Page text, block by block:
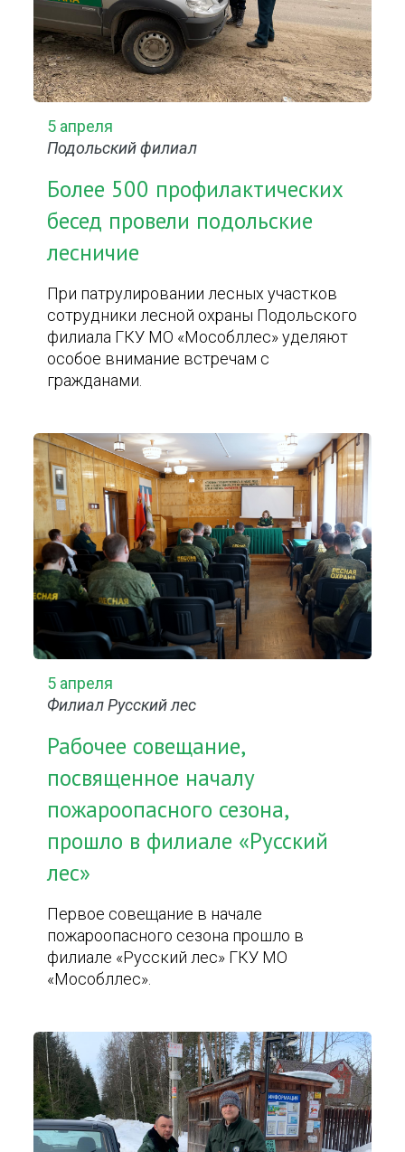
5 апреля
Подольский филиал
Более 500 профилактических
бесед провели подольские
лесничие
При патрулировании лесных участков
сотрудники лесной охраны Подольского
филиала ГКУ МО «Мособллес» уделяют
особое внимание встречам с
гражданами.
5 апреля
Филиал Русский лес
Рабочее совещание,
посвященное началу
пожароопасного сезона,
прошло в филиале «Русский
лес»
Первое совещание в начале
пожароопасного сезона прошло в
филиале «Русский лес» ГКУ МО
«Мособллес».